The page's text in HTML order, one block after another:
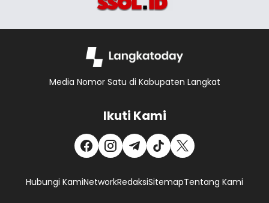
Media Nomor Satu di Kabupaten Langkat
Ikuti Kami
Hubungi KamiNetworkRedaksiSitemapTentang Kami